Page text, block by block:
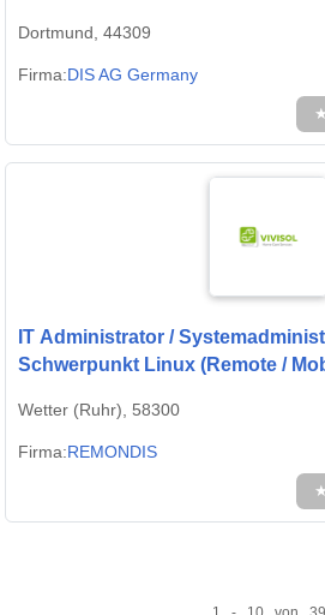
Dortmund, 44309
Firma:DIS AG Germany
★
IT Administrator /
Schwerpunkt Linux (Remote /
Wetter (Ruhr), 58300
Firma:REMONDIS
★